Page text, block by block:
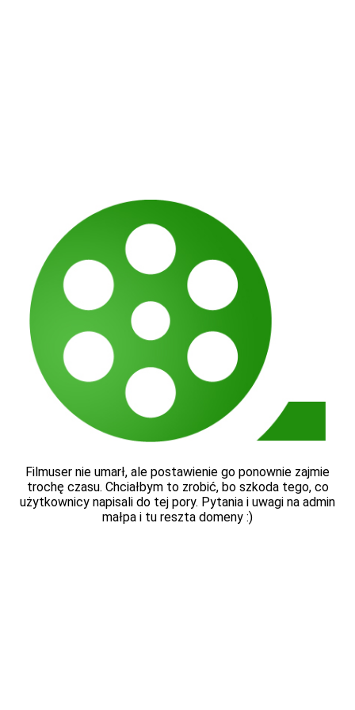
Filmuser nie umarł, ale postawienie go ponownie zajmie
trochę czasu. Chciałbym to zrobić, bo szkoda tego, co
użytkownicy napisali do tej pory. Pytania i uwagi na admin
małpa i tu reszta domeny :)